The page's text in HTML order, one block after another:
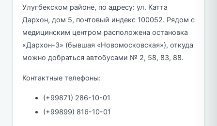
Улугбекском районе, по адресу: ул. Катта
Дархон, дом 5, почтовый индекс 100052. Рядом с
медицинским центром расположена остановка
«Дархон-3» (бывшая «Новомосковская»), откуда
можно добраться автобусами № 2, 58, 83, 88.
Контактные телефоны:
(+99871) 286-10-01
(+99899) 816-10-01